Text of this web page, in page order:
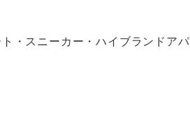
・スニーカー・ハイブランドアパ